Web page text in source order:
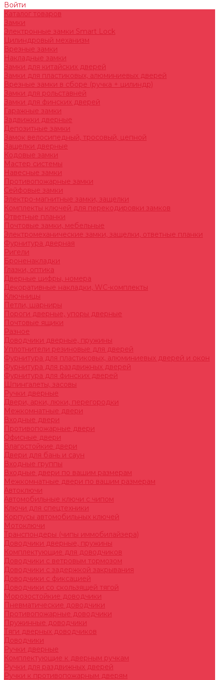
Войти
Каталог товаров
Замки
Электронные замки Smart Lock
Цилиндровый механизм
Врезные замки
Накладные замки
Замки для китайских дверей
Замки для пластиковых, алюминиевых дверей
Врезные замки в сборе (ручка + цилиндр)
Замки для рольставней
Замки для финских дверей
Гаражные замки
Задвижки дверные
Депозитные замки
Замок велосипедный, тросовый, цепной
Защелки дверные
Кодовые замки
Мастер системы
Навесные замки
Противопожарные замки
Сейфовые замки
Электро-магнитные замки, защелки
Комплекты ключей для перекодировки замков
Ответные планки
Почтовые замки, мебельные
Электромеханические замки, защелки, ответные планки
Фурнитура дверная
Ригели
Броненакладки
Глазки, оптика
Дверные цифры, номера
Декоративные накладки, WC-комплекты
Ключницы
Петли, шарниры
Пороги дверные, упоры дверные
Почтовые ящики
Разное
Доводчики дверные, пружины
Уплотнители резиновые для дверей
Фурнитура для пластиковых, алюминиевых дверей и окон
Фурнитура для раздвижных дверей
Фурнитура для финских дверей
Шпингалеты, засовы
Ручки дверные
Двери, арки, люки, перегородки
Межкомнатные двери
Входные двери
Противопожарные двери
Офисные двери
Влагостойкие двери
Двери для бань и саун
Входные группы
Входные двери по вашим размерам
Межкомнатные двери по вашим размерам
Автоключи
Автомобильные ключи с чипом
Ключи для спецтехники
Корпусы автомобильных ключей
Мотоключи
Транспондеры (чипы иммобилайзера)
Доводчики дверные, пружины
Комплектующие для доводчиков
Доводчики с ветровым тормозом
Доводчики с задержкой закрывания
Доводчики с фиксацией
Доводчики со скользящей тягой
Морозостойкие доводчики
Пневматические доводчики
Противопожарные доводчики
Пружинные доводчики
Тяги дверных доводчиков
Доводчики
Ручки дверные
Комплектующие к дверным ручкам
Ручки для раздвижных дверей
Ручки к противопожарным дверям